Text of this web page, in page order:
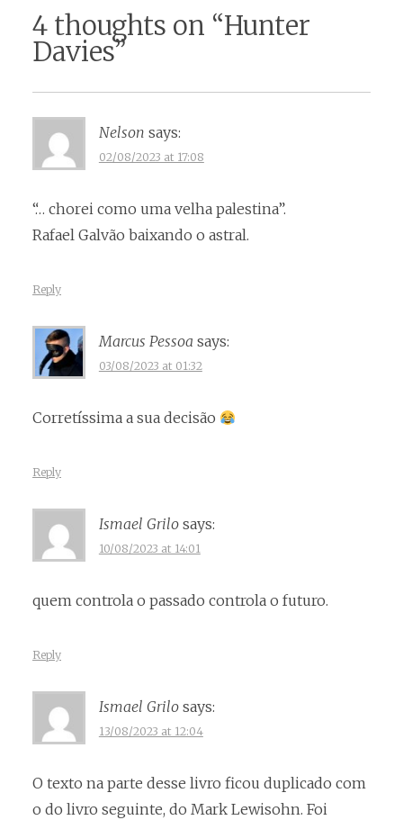
4 thoughts on “Hunter
Davies”
Nelson says:
02/08/2023 at 17:08
“… chorei como uma velha palestina”.
Rafael Galvão baixando o astral.
Reply
Marcus Pessoa says:
03/08/2023 at 01:32
Corretíssima a sua decisão
Reply
Ismael Grilo says:
10/08/2023 at 14:01
quem controla o passado controla o futuro.
Reply
Ismael Grilo says:
13/08/2023 at 12:04
O texto na parte desse livro ficou duplicado com
o do livro seguinte, do Mark Lewisohn. Foi